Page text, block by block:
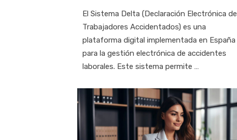
El Sistema Delta (Declaración Electrónica de
Trabajadores Accidentados) es una
plataforma digital implementada en España
para la gestión electrónica de accidentes
laborales. Este sistema permite …